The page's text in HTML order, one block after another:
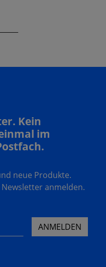
Kein
im
neue Produkte.
Newsletter anmelden.
ANMELDEN